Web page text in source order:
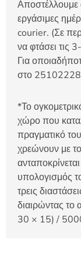
εργάσιμες
courier. (Σε
να φτάσει τις
Για
στο
*Το
χώρο που
πραγματικό
χρεώνουν με
υπολογισμός
τρεις
διαιρώντας
30 × 15) /